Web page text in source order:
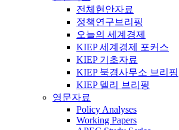
전체현안자료
정책연구브리핑
오늘의 세계경제
KIEP 세계경제 포커스
KIEP 기초자료
KIEP 북경사무소 브리핑
KIEP 델리 브리핑
영문자료
Policy Analyses
Working Papers